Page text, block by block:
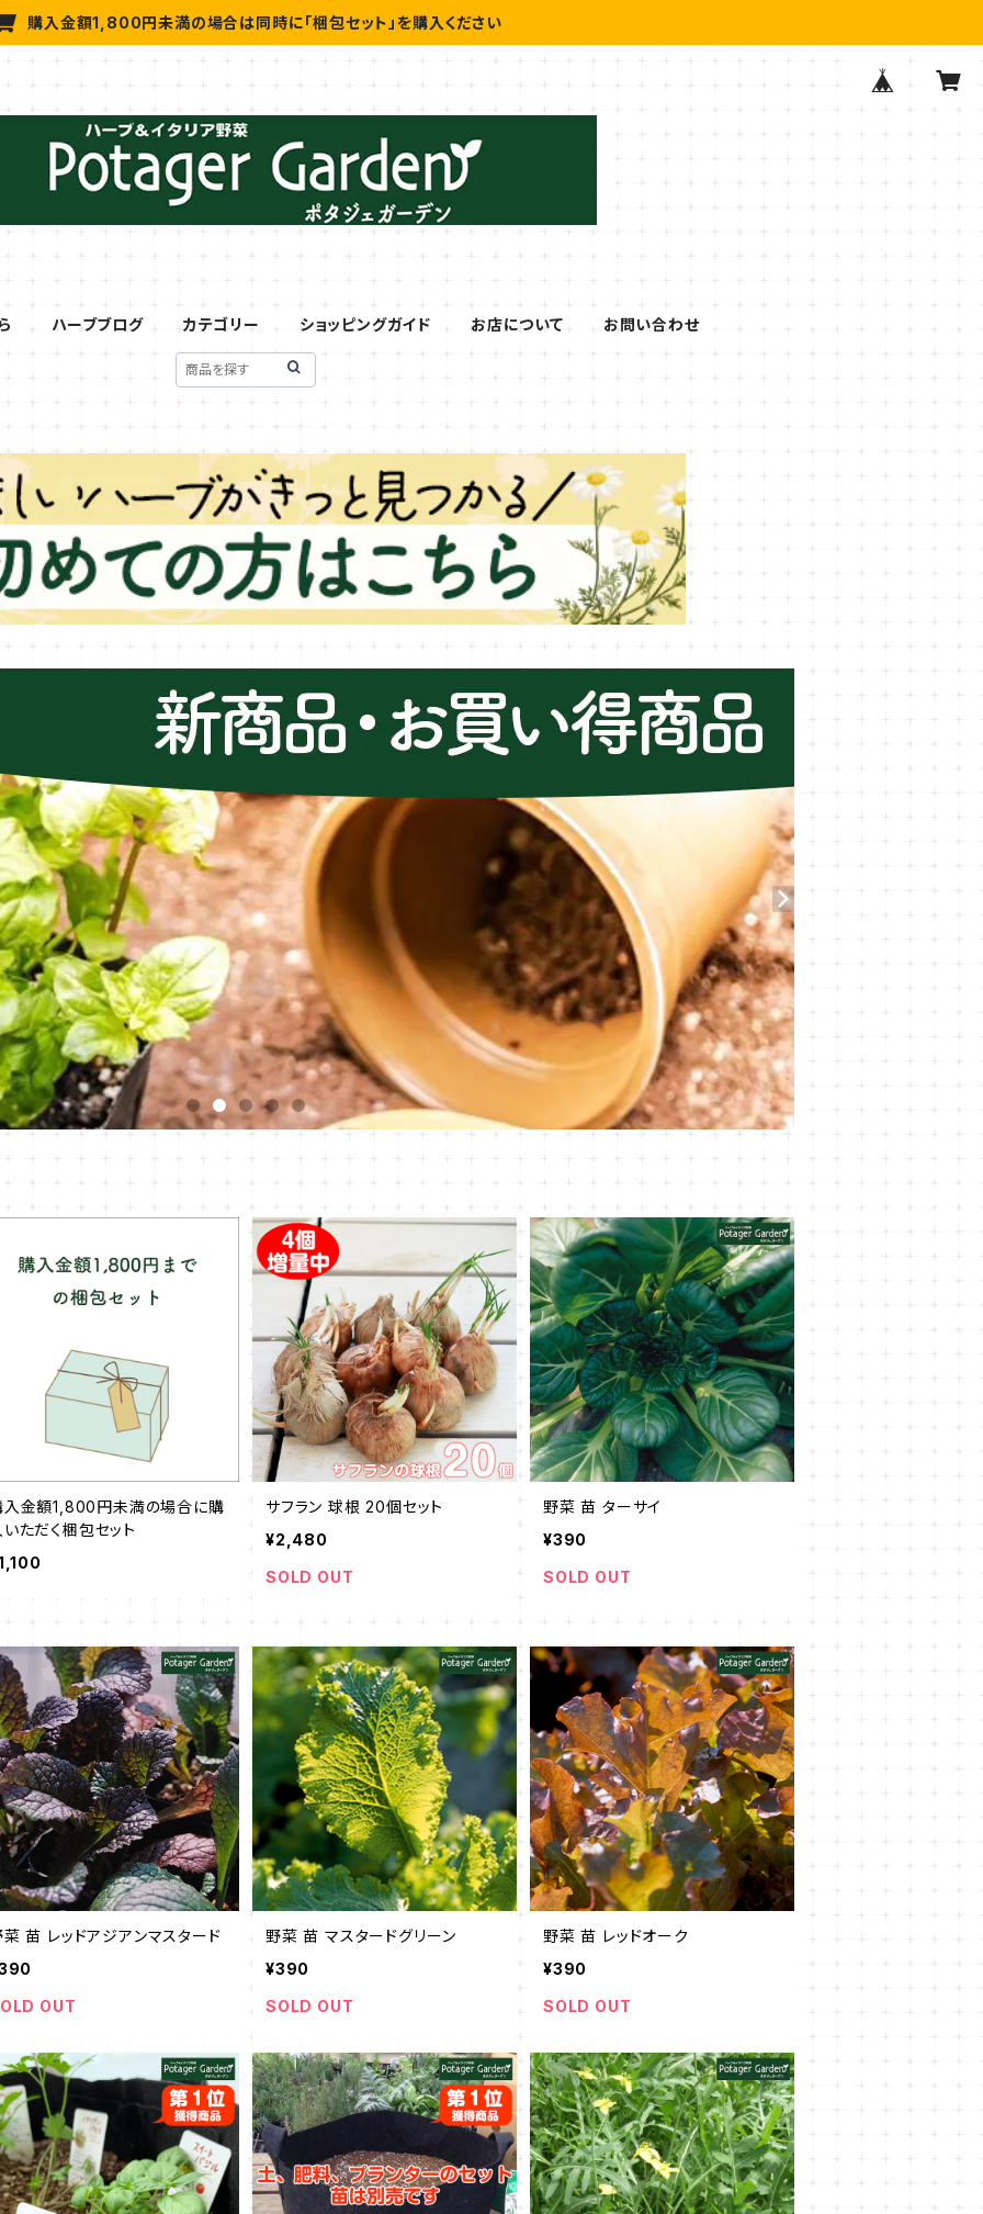
購入金額1,800円未満の場合は同時に「梱包セット」を購入ください
ハーブブログ カテゴリー ショッピングガイド お店について お問い合わせ
入金額1,800円未満の場合に購
ただく梱包セット
サフラン 球根 20個セット
¥2,480
SOLD OUT
野菜 苗 ターサイ
¥390
SOLD OUT
苗 レッドアジアンマスタード
OUT
野菜 苗 マスタードグリーン
¥390
SOLD OUT
野菜 苗 レッドオーク
¥390
SOLD OUT